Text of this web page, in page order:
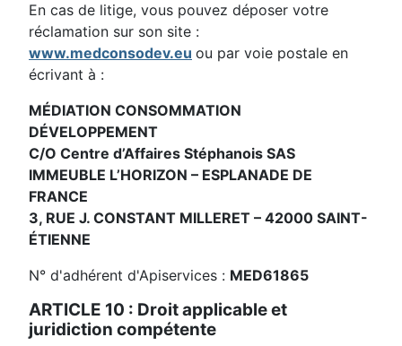
En cas de litige, vous pouvez déposer votre
réclamation sur son site :
www.medconsodev.eu ou par voie postale en
écrivant à :
MÉDIATION CONSOMMATION
DÉVELOPPEMENT
C/O Centre d’Affaires Stéphanois SAS
IMMEUBLE L’HORIZON – ESPLANADE DE
FRANCE
3, RUE J. CONSTANT MILLERET – 42000 SAINT-
ÉTIENNE
N° d'adhérent d'Apiservices : MED61865
ARTICLE 10 : Droit applicable et
juridiction compétente